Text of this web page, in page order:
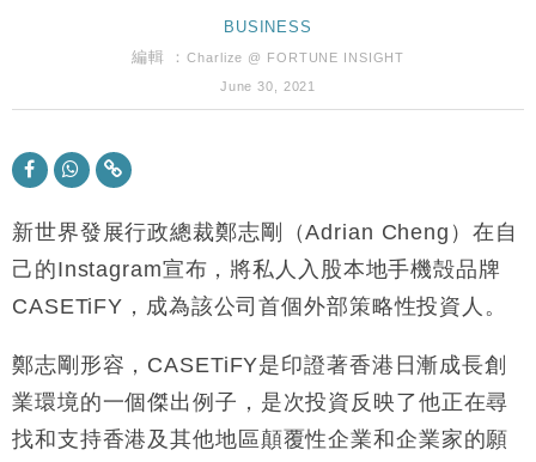
國際｜特朗普料美伊戰事快結束 承認部分彈藥庫存緊
財經｜SA售股自救後再出手 斥4億美元押注未上市公
司
18:31
47仙
及消費表現
16:47
本地｜假冒內地執法人員要求交「保證金」 43歲女子
損失近6900萬元
15:47
粦接任
15:11
財經｜韓股反覆波動收跌 連挫7周創逾3年最長跌勢
BUSINESS
編輯 ：Charlize @ FORTUNE INSIGHT
June 30, 2021
新世界發展行政總裁鄭志剛（Adrian Cheng）在自
己的Instagram宣布，將私人入股本地手機殻品牌
CASETiFY，成為該公司首個外部策略性投資人。
鄭志剛形容，CASETiFY是印證著香港日漸成長創
業環境的一個傑出例子，是次投資反映了他正在尋
找和支持香港及其他地區顛覆性企業和企業家的願